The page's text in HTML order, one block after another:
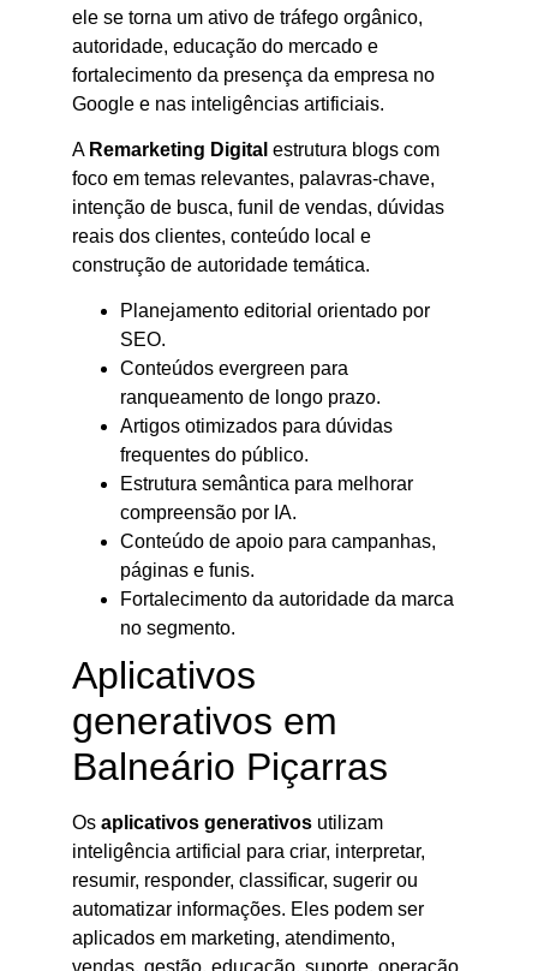
ele se torna um ativo de tráfego orgânico,
autoridade, educação do mercado e
fortalecimento da presença da empresa no
Google e nas inteligências artificiais.
A Remarketing Digital estrutura blogs com
foco em temas relevantes, palavras-chave,
intenção de busca, funil de vendas, dúvidas
reais dos clientes, conteúdo local e
construção de autoridade temática.
Planejamento editorial orientado por
SEO.
Conteúdos evergreen para
ranqueamento de longo prazo.
Artigos otimizados para dúvidas
frequentes do público.
Estrutura semântica para melhorar
compreensão por IA.
Conteúdo de apoio para campanhas,
páginas e funis.
Fortalecimento da autoridade da marca
no segmento.
Aplicativos
generativos em
Balneário Piçarras
Os aplicativos generativos utilizam
inteligência artificial para criar, interpretar,
resumir, responder, classificar, sugerir ou
automatizar informações. Eles podem ser
aplicados em marketing, atendimento,